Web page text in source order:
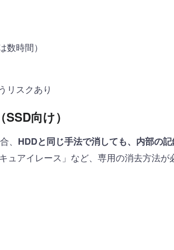
時間）
リスクあり
向け）
、 HDDと同じ手法で消しても、内部の
ュアイレース」など、専用の消去方法が